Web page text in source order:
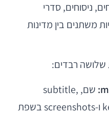
ניסוחים, סדרי
משתנים בין מדינות
שלושה רבדים:
שם, subtitle,
keywords, description ו-screenshots בשפת